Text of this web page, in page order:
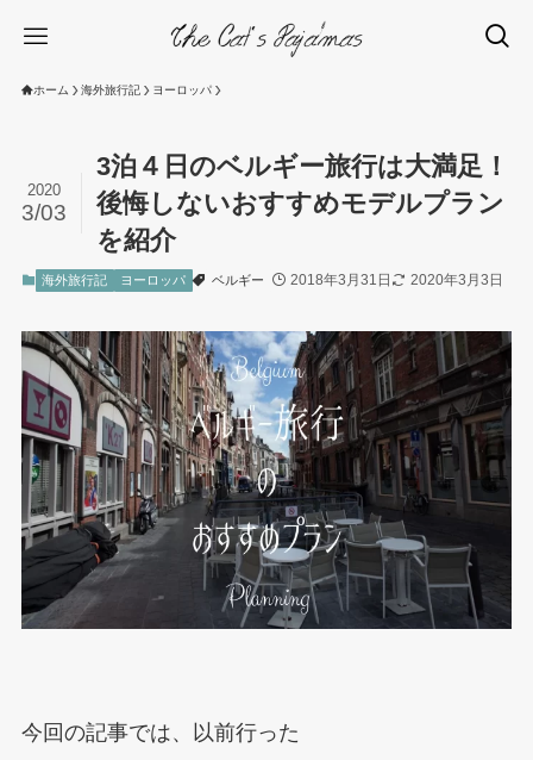
ホーム 海外旅行記 ヨーロッパ
3泊４日のベルギー旅行は大満足！
後悔しないおすすめモデルプラン
を紹介
2020
3/03
海外旅行記 ヨーロッパ ベルギー 2018年3月31日 2020年3月3日
今回の記事では、以前行った